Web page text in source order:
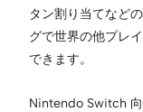
タン割り当てなど
グで世界の他プレ
できます。
Nintendo Switch